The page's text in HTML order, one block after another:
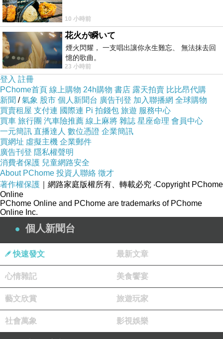
品號：2854226
5.1吋觸控螢幕 防塵 防水
2.5GHz四核心處理器
1600萬畫素/200萬前置
支援4G LTE/Wi-Fi
指紋掃描/緊急模式/心跳偵測
商品訊息描述:
<3C家電折價券>
10 小時前
花火が瞬いて
煙火閃耀， 一支唱出讓你永生難忘、 無法抹去回
憶的歌曲。
23 小時前
登入 註冊
PChome首頁 線上購物 24h購物 書店 露天拍賣 比比昂代購
新聞 /氣象 股市 個人新聞台 廣告刊登 加入聯播網 全球購物
買賣租屋 支付連 國際連 Pi 拍錢包 旅遊 服務中心
買車 旅行團 汽車險推薦 線上麻將 雜誌 星座命理 會員中心
一元簡訊 直播達人 數位憑證 企業簡訊
買網址 虛擬主機 企業郵件
廣告刊登 隱私權聲明
消費者保護 兒童網路安全
About PChome 投資人聯絡 徵才
著作權保護 ｜網路家庭版權所有、轉載必究 ‧Copyright PChome
Online
PChome Online and PChome are trademarks of PChome
Online Inc.
個人新聞台
快速發文 最新文章
心情雜記 美食饗宴
藝文欣賞 旅遊玩家
社會萬象 影視娛樂